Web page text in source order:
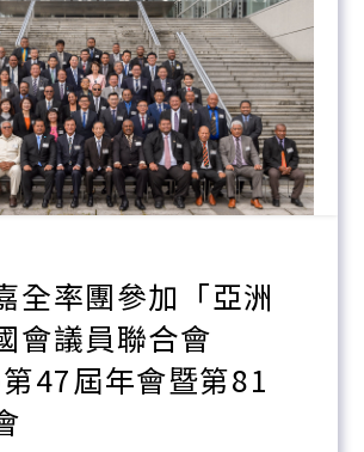
全率團參加「亞洲
會議員聯合會
47屆年會暨第81